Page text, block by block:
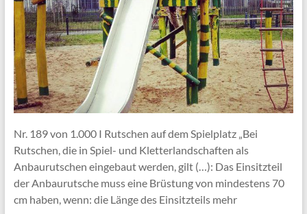
Nr. 189 von 1.000 I Rutschen auf dem Spielplatz „Bei
Rutschen, die in Spiel- und Kletterlandschaften als
Anbaurutschen eingebaut werden, gilt (…): Das Einsitzteil
der Anbaurutsche muss eine Brüstung von mindestens 70
cm haben, wenn: die Länge des Einsitzteils mehr